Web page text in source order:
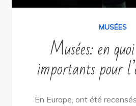
MUSÉES
Musées: en
importants pour
En Europe, ont été